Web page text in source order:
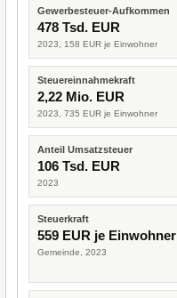
Gewerbesteuer-Aufkommen
478 Tsd. EUR
2023, 158 EUR je Einwohner
Steuereinnahmekraft
2,22 Mio. EUR
2023, 735 EUR je Einwohner
Anteil Umsatzsteuer
106 Tsd. EUR
2023
Steuerkraft
559 EUR je Einwohner
Gemeinde, 2023